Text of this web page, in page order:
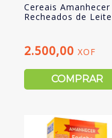
Cereais Amanhecer
Recheados de Leite
2.500,00 XOF
COMPRAR